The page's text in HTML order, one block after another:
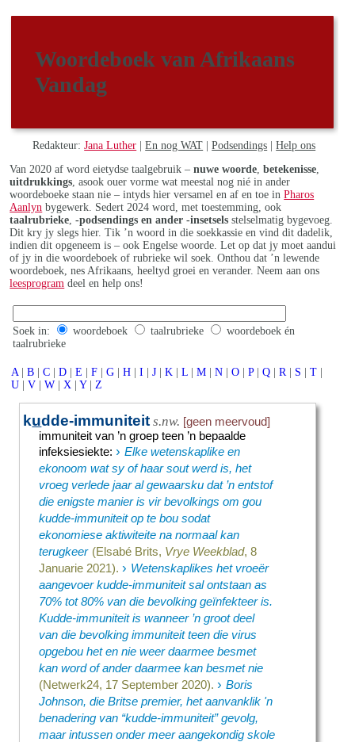
Woordeboek van Afrikaans
Vandag
Redakteur:Jana Luther |En nog WAT |Podsendings |Help ons
Van 2020 af word eietydse taalgebruik –nuwe woorde ,betekenisse
uitdrukkings , asook ouer vorme wat meestal nog nié in ander
woordeboeke staan nie – intyds hier versamel en af en toe inPharos
Aanlyn bygewerk. Sedert 2024 word, met toestemming, ook
taalrubrieke ,-podsendings en ander -insetsels stelselmatig bygevoeg.
Dit kry jy slegs hier. Tik ’n woord in die soekkassie en vind dit dadelik,
indien dit opgeneem is – ook Engelse woorde. Let op dat jy moet aandui
of jy in die woordeboek of rubrieke wil soek. Onthou dat ’n lewende
woordeboek, nes Afrikaans, heeltyd groei en verander. Neem aan ons
leesprogram deel en help ons!
Soek in: woordeboek taalrubrieke
woordeboek én
taalrubrieke
A | B | C | D | E | F | G | H | I | J | K | L | M | N | O | P | Q | R | S | T |
U | V | W | X | Y | Z
kudde-immuniteit s.nw. [geen meervoud]
immuniteit van ’n groep teen ’n bepaalde
infeksiesiekte:› Elke wetenskaplike en
ekonoom wat sy of haar sout werd is, het
vroeg verlede jaar al gewaarsku dat ’n entstof
die enigste manier is vir bevolkings om gou
kudde-immuniteit op te bou sodat
ekonomiese aktiwiteite na normaal kan
terugkeer (Elsabé Brits, Vrye Weekblad, 8
Januarie 2021). › Wetenskaplikes het vroeër
aangevoer kudde-immuniteit sal ontstaan as
70% tot 80% van die bevolking geïnfekteer is.
Kudde-immuniteit is wanneer ’n groot deel
van die bevolking immuniteit teen die virus
opgebou het en nie weer daarmee besmet
kan word of ander daarmee kan besmet nie
(Netwerk24, 17 September 2020). › Boris
Johnson, die Britse premier, het aanvanklik 'n
benadering van “kudde-immuniteit” gevolg,
maar intussen onder meer aangekondig skole